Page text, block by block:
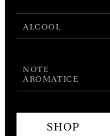
ALCOOL
NOTE
AROMATICE
SHOP